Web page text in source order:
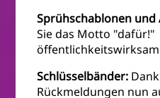
Sprühschablonen und
Sie das Motto "dafür!"
Schlüsselbänder:
Rückmeldungen nun